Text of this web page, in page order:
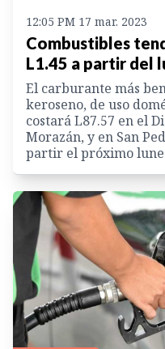
12:05 PM 17 mar. 2023
Combustibles
L1.45 a partir del
El carburante más
keroseno, de uso
costará L87.57 en el
Morazán, y en San
partir el próximo